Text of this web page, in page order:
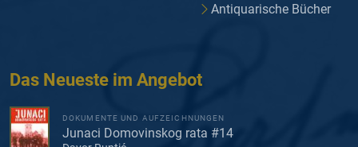
Antiquarische Bücher
Das Neueste im Angebot
DOKUMENTE UND AUFZEICHNUNGEN
Junaci Domovinskog rata #14